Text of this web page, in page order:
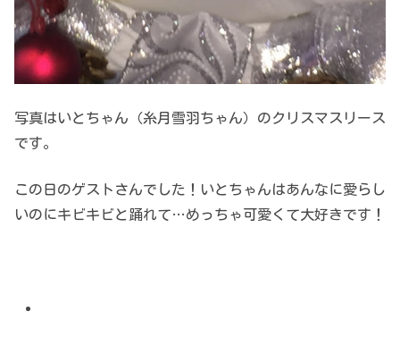
写真はいとちゃん（糸月雪羽ちゃん）のクリスマスリース
です。
この日のゲストさんでした！いとちゃんはあんなに愛らし
いのにキビキビと踊れて…めっちゃ可愛くて大好きです！